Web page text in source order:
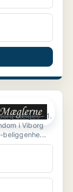
sælges - 1.
i Viborg
6 erhvervslejemål. AAA-beliggenhe...